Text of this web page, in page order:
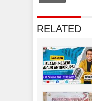
RELATED